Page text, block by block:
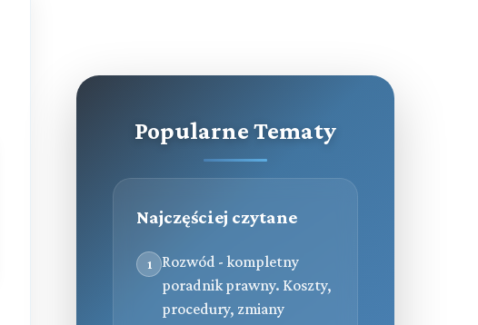
Popularne Tematy
Najczęściej czytane
1
Rozwód - kompletny
poradnik prawny. Koszty,
procedury, zmiany